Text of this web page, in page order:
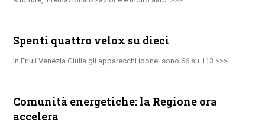
Spenti quattro velox su dieci
In Friuli Venezia Giulia gli apparecchi idonei sono 66 su 113
Comunità energetiche: la Regione ora
accelera